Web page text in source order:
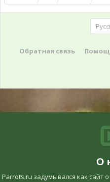
Обратная связь
О
Parrots.ru задумывался как сайт